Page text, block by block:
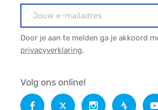
Door je aan te melden ga je akkoord
privacyverklaring.
Volg ons online!